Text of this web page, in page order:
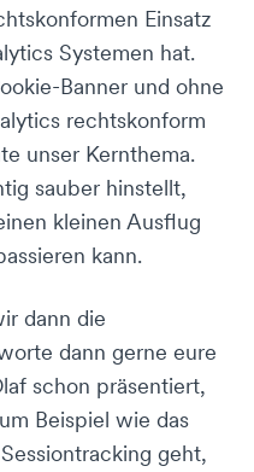
Einsatz
Systemen hat.
Banner und ohne
rechtskonform
unser Kernthema.
sauber hinstellt,
kleinen Ausflug
kann.
dann die
dann gerne eure
schon präsentiert,
Beispiel wie das
geht,